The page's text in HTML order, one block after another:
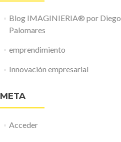
Blog IMAGINIERIA® por Diego
Palomares
emprendimiento
Innovación empresarial
META
Acceder